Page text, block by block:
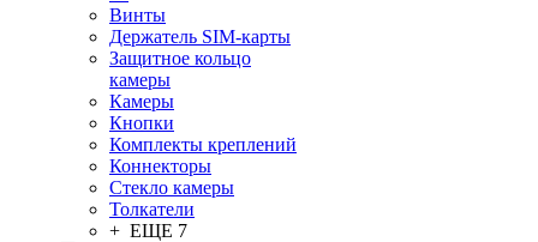
Винты
Держатель SIM-карты
Защитное кольцо
камеры
Камеры
Кнопки
Комплекты креплений
Коннекторы
Стекло камеры
Толкатели
+ ЕЩЕ 7